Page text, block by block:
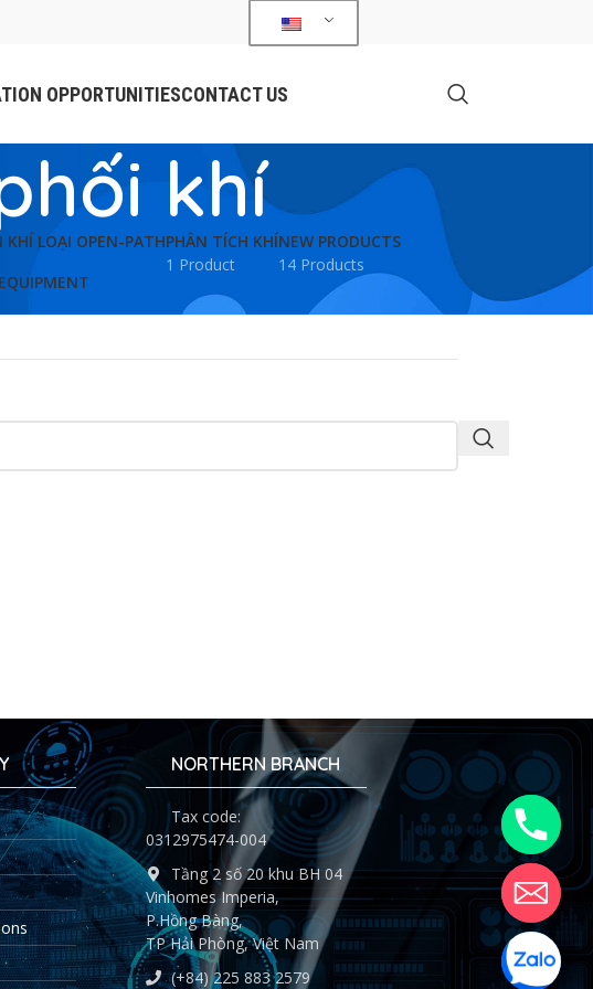
OPPORTUNITIESCONTACT US
khí
LOẠI OPEN-PATHPHÂN TÍCH KHÍ
1 Product
NEW PRODUCTS
14 Products
NORTHERN BRANCH
Tax code:
0312975474-004
Tầng 2 số 20 khu BH 04
Vinhomes Imperia,
P.Hồng Bàng,
TP Hải Phòng, Việt Nam
(+84) 225 883 2579